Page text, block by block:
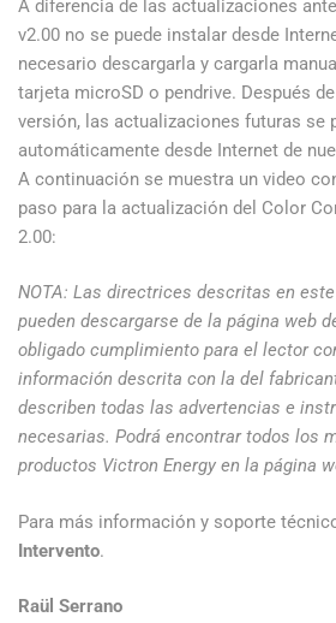
A diferencia de las actualizaciones
v2.00 no se puede instalar desde
necesario descargarla y cargarla
tarjeta microSD o pendrive. Después
versión, las actualizaciones futuras se
automáticamente desde Internet de
A continuación se muestra un video
paso para la actualización del Color
2.00:
NOTA: Las directrices descritas en
pueden descargarse de la página web
obligado cumplimiento para el lector
información descrita con la del
describen todas las advertencias e
necesarias. Podrá encontrar todos los
productos Victron Energy en la página
Para más información y soporte
Intervento.
Raül Serrano